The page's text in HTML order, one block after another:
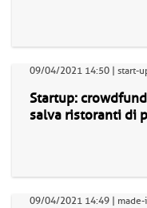
09/04/2021 14:50 | start-
Startup:
salva ristoranti di
09/04/2021 14:49 |